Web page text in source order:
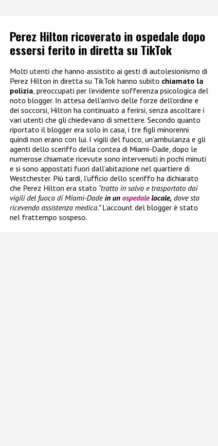
Perez Hilton ricoverato in ospedale dopo
essersi ferito in diretta su TikTok
Molti utenti che hanno assistito ai gesti di autolesionismo di
Perez Hilton in diretta su TikTok hanno subito chiamato la
polizia , preoccupati per l’evidente sofferenza psicologica del
noto blogger. In attesa dell’arrivo delle forze dell’ordine e
dei soccorsi, Hilton ha continuato a ferirsi, senza ascoltare i
vari utenti che gli chiedevano di smettere. Secondo quanto
riportato il blogger era solo in casa, i tre figli minorenni
quindi non erano con lui. I vigili del fuoco, un’ambulanza e gli
agenti dello sceriffo della contea di Miami-Dade, dopo le
numerose chiamate ricevute sono intervenuti in pochi minuti
e si sono appostati fuori dall’abitazione nel quartiere di
Westchester. Più tardi, l’ufficio dello sceriffo ha dichiarato
che Perez Hilton era stato “tratto in salvo e trasportato dai
vigili del fuoco di Miami-Dadein un ospedalelocale, dove sta
ricevendo assistenza medica.”L’account del blogger è stato
nel frattempo sospeso.